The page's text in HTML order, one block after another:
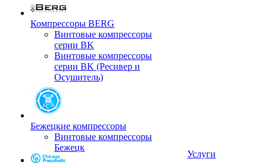
Компрессоры BERG
Винтовые компрессоры
серии BK
Винтовые компрессоры
серии BK (Ресивер и
Осушитель)
Бежецкие компрессоры
Винтовые компрессоры
Бежецк
Услуги